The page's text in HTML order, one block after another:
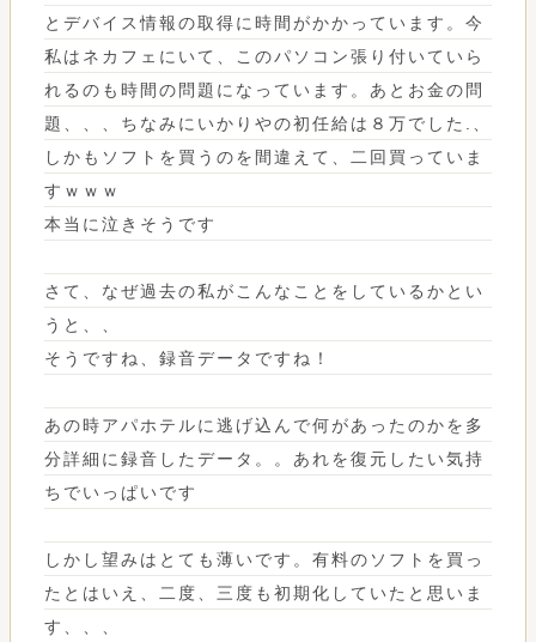
とデバイス情報の取得に時間がかかっています。今
私はネカフェにいて、このパソコン張り付いていら
れるのも時間の問題になっています。あとお金の問
題、、、ちなみにいかりやの初任給は８万でした.、
しかもソフトを買うのを間違えて、二回買っていま
すｗｗｗ
本当に泣きそうです
さて、なぜ過去の私がこんなことをしているかとい
うと、、
そうですね、録音データですね！
あの時アパホテルに逃げ込んで何があったのかを多
分詳細に録音したデータ。。あれを復元したい気持
ちでいっぱいです
しかし望みはとても薄いです。有料のソフトを買っ
たとはいえ、二度、三度も初期化していたと思いま
す、、、